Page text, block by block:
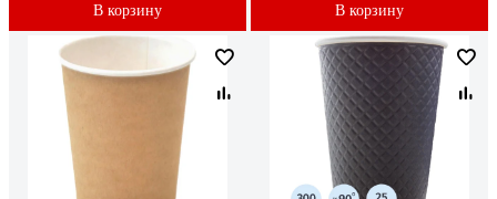
В корзину В корзину